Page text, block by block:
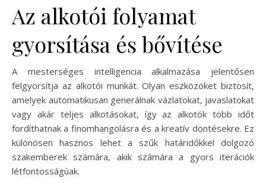
Az alkotói folyamat
gyorsítása és bővítése
A mesterséges intelligencia alkalmazása jelentősen
felgyorsítja az alkotói munkát. Olyan eszközöket biztosít,
amelyek automatikusan generálnak vázlatokat, javaslatokat
vagy akár teljes alkotásokat, így az alkotók több időt
fordíthatnak a finomhangolásra és a kreatív döntésekre. Ez
különösen hasznos lehet a szűk határidőkkel dolgozó
szakemberek számára, akik számára a gyors iterációk
létfontosságúak.